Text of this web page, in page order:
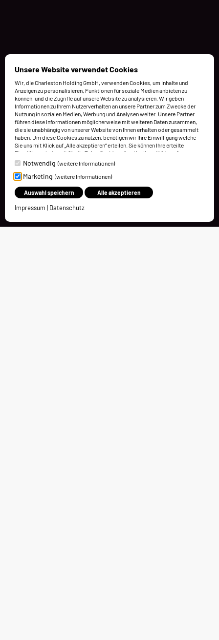
Unsere Website verwendet Cookies
Wir, die Charleston Holding GmbH, verwenden Cookies, um Inhalte und
Anzeigen zu personalisieren, Funktionen für soziale Medien anbieten zu
können, und die Zugriffe auf unsere Website zu analysieren. Wir geben
Informationen zu Ihrem Nutzerverhalten an unsere Partner zum Zwecke der
Nutzung in sozialen Medien, Werbung und Analysen weiter. Unsere Partner
führen diese Informationen möglicherweise mit weiteren Daten zusammen,
die sie unabhängig von unserer Website von Ihnen erhalten oder gesammelt
haben. Um diese Cookies zu nutzen, benötigen wir Ihre Einwilligung welche
Sie uns mit Klick auf „Alle akzeptieren“ erteilen. Sie können Ihre erteilte
Einwilligung jederzeit für die Zukunft widerrufen. Um Ihren Widerruf
auszuüben, deaktivieren Sie diesen Dienst in den bereitgestellten
Einstellungen der Datenschutzhinweise (Cookies verwalten).
Notwendig (weitere Informationen)
Marketing (weitere Informationen)
Auswahl speichern Alle akzeptieren
Impressum | Datenschutz